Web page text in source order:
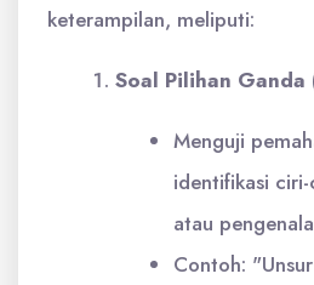
keterampilan, meliputi:
Soal Pilihan
Menguji
identifikasi
atau
Contoh: